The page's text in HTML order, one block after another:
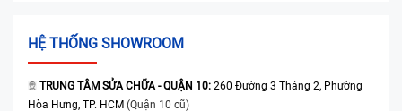
HỆ THỐNG SHOWROOM
TRUNG TÂM SỬA CHỮA - QUẬN 10: 260 Đường 3 Tháng 2, Phường
Hòa Hưng, TP. HCM (Quận 10 cũ)